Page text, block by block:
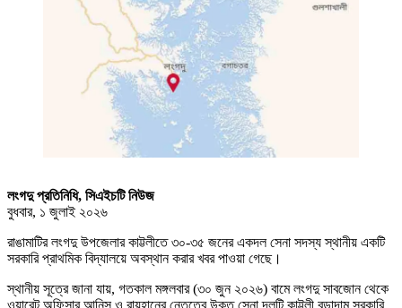
লংগদু প্রতিনিধি, সিএইচটি নিউজ
বুধবার, ১ জুলাই ২০২৬
রাঙামাটির লংগদু উপজেলার কাট্টলীতে ৩০-৩৫ জনের একদল সেনা সদস্য স্থানীয় একটি
সরকারি প্রাথমিক বিদ্যালয়ে অবস্থান করার খবর পাওয়া গেছে।
স্থানীয় সূত্রে জানা যায়, গতকাল মঙ্গলবার (৩০ জুন ২০২৬) বামে লংগদু সাবজোন থেকে
ওয়ারেন্ট অফিসার আনিস ও রায়হানের নেতৃত্বে উক্ত সেনা দলটি কাট্টলী বড়াদাম সরকারি